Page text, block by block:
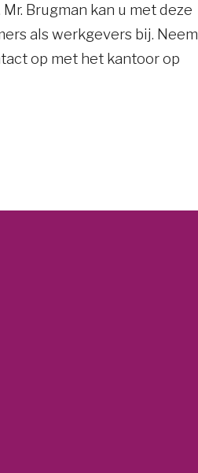
Brugman kan u met deze
als werkgevers bij. Neem
op met het kantoor op